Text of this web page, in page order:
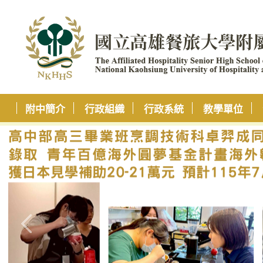
附中簡介 行政組織 行政系統 教學單位